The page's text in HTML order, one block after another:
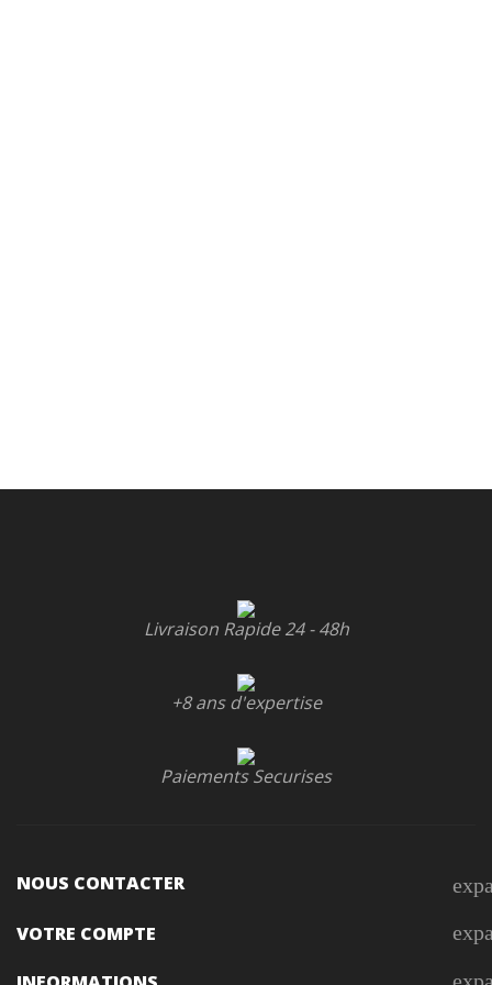
Livraison Rapide 24 - 48h
+8 ans d'expertise
Paiements Securises
NOUS CONTACTER
VOTRE COMPTE